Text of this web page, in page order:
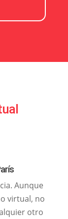
Aunque
virtual, no
otro